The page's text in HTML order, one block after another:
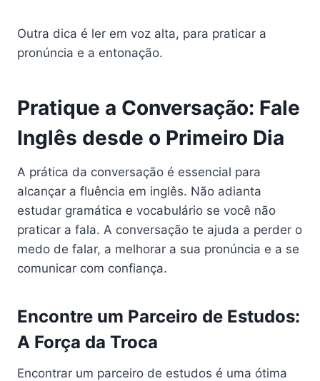
Outra dica é ler em voz alta, para praticar a
pronúncia e a entonação.
Pratique a Conversação: Fale
Inglês desde o Primeiro Dia
A prática da conversação é essencial para
alcançar a fluência em inglês. Não adianta
estudar gramática e vocabulário se você não
praticar a fala. A conversação te ajuda a perder o
medo de falar, a melhorar a sua pronúncia e a se
comunicar com confiança.
Encontre um Parceiro de Estudos:
A Força da Troca
Encontrar um parceiro de estudos é uma ótima